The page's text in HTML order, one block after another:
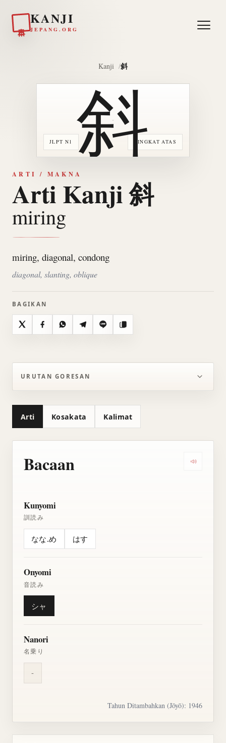
KANJI
JEPANG.ORG
Kanji 斜
JLPT N1 TINGKAT ATAS
斜
ARTI / MAKNA
Arti Kanji 斜
miring
miring, diagonal, condong
diagonal, slanting, oblique
BAGIKAN
X FacebookWhatsAppTelegramLine Salin
URUTAN GORESAN
Arti Kosakata Kalimat
Bacaan
Kunyomi
訓読み
なな.め はす
Onyomi
音読み
シャ
Nanori
名乗り
-
Tahun Ditambahkan (Jōyō): 1946